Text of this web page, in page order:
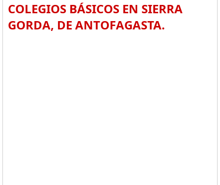
COLEGIOS BÁSICOS EN SIERRA
GORDA, DE ANTOFAGASTA.